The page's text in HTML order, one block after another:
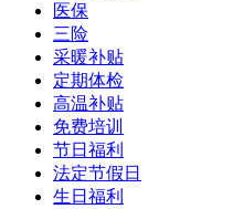
医保
三险
采暖补贴
定期体检
高温补贴
免费培训
节日福利
法定节假日
生日福利